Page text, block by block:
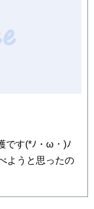
です(⁠*⁠ﾉ⁠・⁠ω⁠・⁠)⁠ﾉ⁠
ようと思ったの